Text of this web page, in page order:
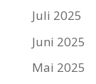
Juli 2025
Juni 2025
Mai 2025